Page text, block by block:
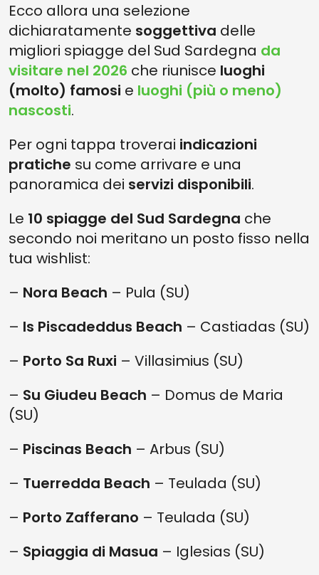
Ecco allora una selezione
dichiaratamente soggettiva delle
migliori spiagge del Sud Sardegna da
visitare nel 2026 che riunisce luoghi
(molto) famosi e luoghi (più o meno)
nascosti.
Per ogni tappa troverai indicazioni
pratiche su come arrivare e una
panoramica dei servizi disponibili.
Le 10 spiagge del Sud Sardegna che
secondo noi meritano un posto fisso nella
tua wishlist:
– Nora Beach – Pula (SU)
– Is Piscadeddus Beach – Castiadas (SU)
– Porto Sa Ruxi – Villasimius (SU)
– Su Giudeu Beach – Domus de Maria
(SU)
– Piscinas Beach – Arbus (SU)
– Tuerredda Beach – Teulada (SU)
– Porto Zafferano – Teulada (SU)
– Spiaggia di Masua – Iglesias (SU)